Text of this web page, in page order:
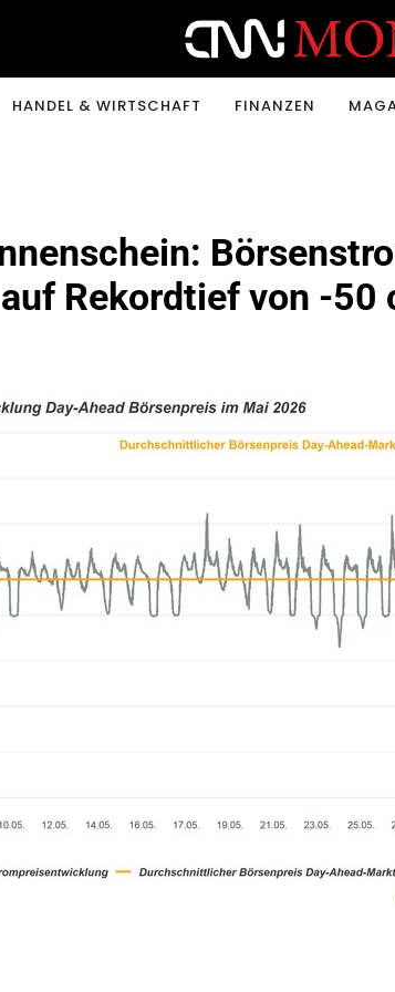
HANDEL & WIRTSCHAFT FINANZEN
Rekordtief von -50